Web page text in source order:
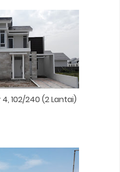
102/240 (2 Lantai)